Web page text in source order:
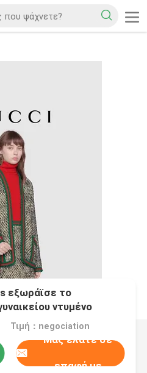
εξωράϊσε το
ντυμένο
Τιμή：negociation
Μας ελάτε σε
επαφή με